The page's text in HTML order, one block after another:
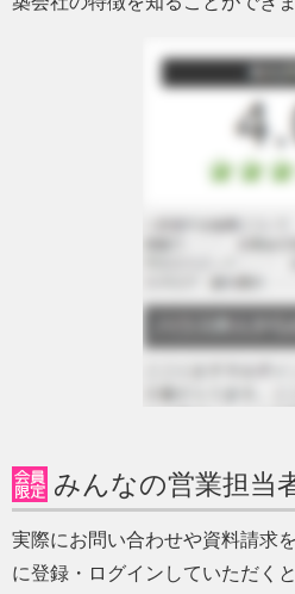
みんなの営業担当
実際にお問い合わせや資料請求
に登録・ログインしていただく